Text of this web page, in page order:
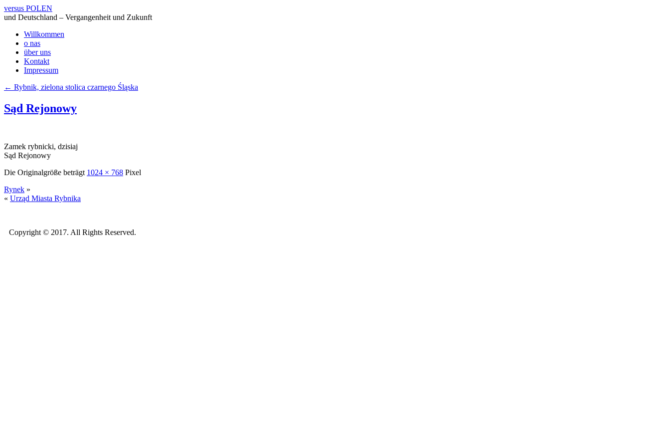
versus POLEN
und Deutschland – Vergangenheit und Zukunft
Willkommen
o nas
über uns
Kontakt
Impressum
← Rybnik, zielona stolica czarnego Śląska
Sąd Rejonowy
Zamek rybnicki, dzisiaj
Sąd Rejonowy
Die Originalgröße beträgt 1024 × 768 Pixel
Rynek »
« Urząd Miasta Rybnika
Copyright © 2017. All Rights Reserved.